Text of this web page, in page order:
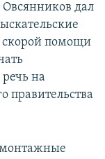
Овсянников дал
скорой помощи
на
правительства
монтажные